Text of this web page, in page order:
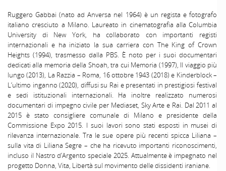
Ruggero Gabbai (nato ad Anversa nel 1964) è un regista e fotografo
italiano cresciuto a Milano. Laureato in cinematografia alla Columbia
University di New York, ha collaborato con importanti registi
internazionali e ha iniziato la sua carriera con The King of Crown
Heights (1994), trasmesso dalla PBS. È noto per i suoi documentari
dedicati alla memoria della Shoah, tra cui Memoria (1997), Il viaggio più
lungo (2013), La Razzia – Roma, 16 ottobre 1943 (2018) e Kinderblock–
L’ultimo inganno (2020), diffusi su Rai e presentati in prestigiosi festival
e sedi istituzionali internazionali.
Ha inoltre realizzato numerosi
documentari di impegno civile per Mediaset, SkyArte e Rai. Dal 2011 al
2015 è stato consigliere comunale di Milano e presidente della
Commissione Expo 2015. I suoi lavori sono stati esposti in musei di
rilevanza internazionale. Tra le sue opere più recenti spicca Liliana –
sulla vita di Liliana Segre – che ha ricevuto importanti riconoscimenti,
incluso il Nastro d’Argento speciale 2025. Attualmente è impegnato nel
progetto Donna, Vita, Libertà sul movimento delle dissidenti iraniane.